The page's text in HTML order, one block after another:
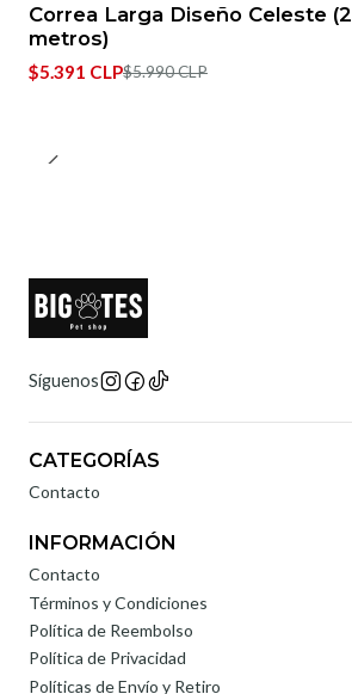
Correa Larga Diseño Celeste
metros)
$5.391 CLP$5.990 CLP
Síguenos
CATEGORÍAS
Contacto
INFORMACIÓN
Contacto
Términos y Condiciones
Política de Reembolso
Política de Privacidad
Políticas de Envío y Retiro